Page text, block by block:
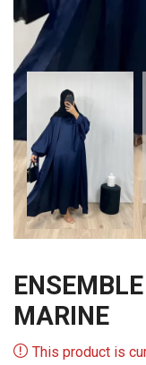
MARINE
This product is